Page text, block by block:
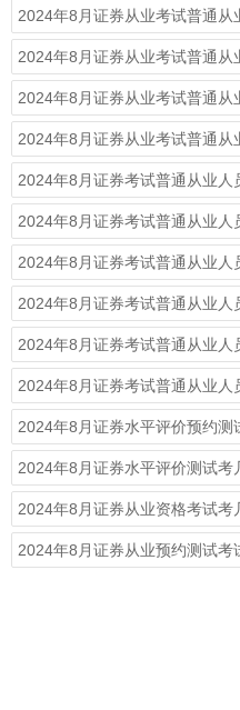
2024年8月证券从业考试普通从
2024年8月证券从业考试普通从
2024年8月证券从业考试普通从
2024年8月证券从业考试普通从
2024年8月证券考试普通从业人
2024年8月证券考试普通从业人
2024年8月证券考试普通从业人
2024年8月证券考试普通从业人
2024年8月证券考试普通从业人
2024年8月证券考试普通从业人
2024年8月证券水平评价预约测
2024年8月证券水平评价测试考
2024年8月证券从业资格考试考
2024年8月证券从业预约测试考